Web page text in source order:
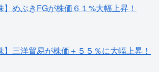
めぶきFGが株価６１%大幅上昇！
三洋貿易が株価＋５５％に大幅上昇！